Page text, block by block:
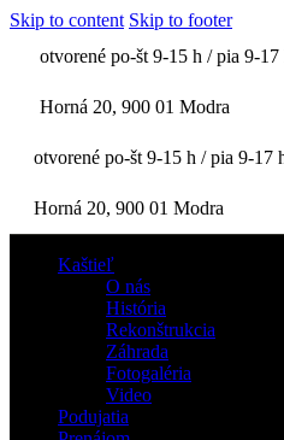
Skip to content Skip to footer
otvorené po-št 9-15 h / pia 9-17
Horná 20, 900 01 Modra
otvorené po-št 9-15 h / pia 9-17
Horná 20, 900 01 Modra
Kaštieľ
O nás
História
Rekonštrukcia
Záhrada
Fotogaléria
Video
Podujatia